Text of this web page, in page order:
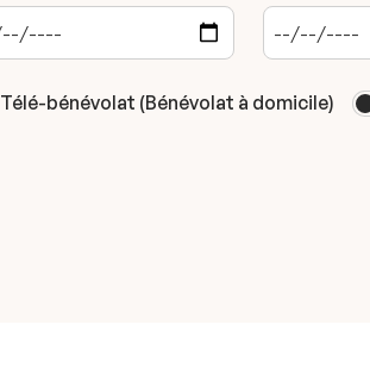
Télé-bénévolat (Bénévolat à domicile)